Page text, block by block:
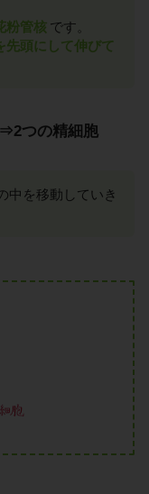
粉管核 です。
先頭にして伸びて
つの精細胞
中を移動していき